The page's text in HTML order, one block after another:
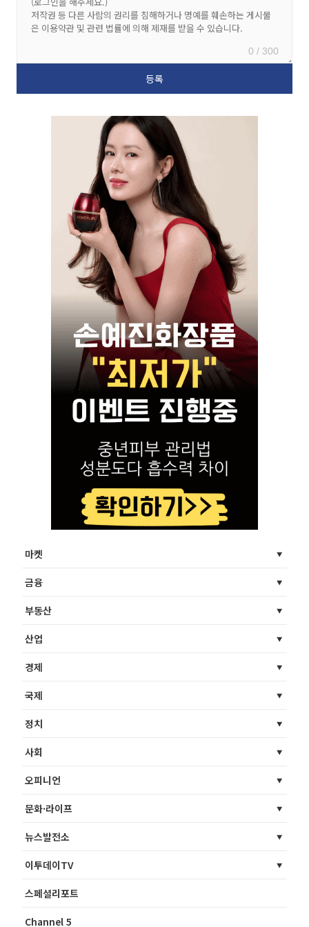
0 / 300
마켓
금융
부동산
산업
경제
국제
정치
사회
오피니언
문화·라이프
뉴스발전소
이투데이TV
스페셜리포트
Channel 5